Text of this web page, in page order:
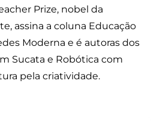
Prize, nobel da
assina a coluna Educação
Moderna e é autoras dos
Sucata e Robótica com
pela criatividade.